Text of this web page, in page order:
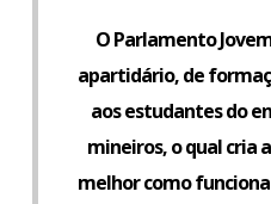
O Parlamento
apartidário, de
aos estudantes do
mineiros, o qual cria
melhor como